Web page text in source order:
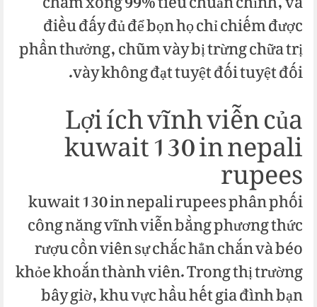
điều đấy đủ để bọn họ chỉ chiếm được
phần thưởng, chũm vày bị trừng chữa trị
vày không đạt tuyệt đối tuyệt đối.
Lợi ích vĩnh viễn của
kuwait 130 in nepali
rupees
kuwait 130 in nepali rupees phân phối
công năng vĩnh viễn bằng phương thức
rượu cồn viên sự chắc hẳn chắn và béo
khỏe khoắn thành viên. Trong thị trường
bây giờ, khu vực hầu hết gia đình bạn